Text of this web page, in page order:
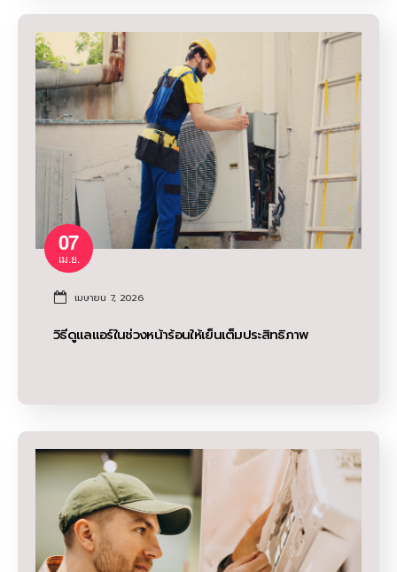
07
เม.ย.
เมษายน 7, 2026
วิธีดูแลแอร์ในช่วงหน้าร้อนให้เย็นเต็มประสิทธิภาพ